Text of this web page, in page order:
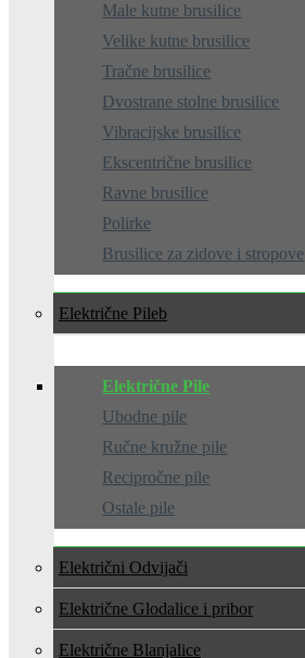
Male kutne brusilice
Velike kutne brusilice
Tračne brusilice
Dvostrane stolne brusilice
Vibracijske brusilice
Ekscentrične brusilice
Ravne brusilice
Polirke
Brusilice za zidove i stropove
Električne Pile
Električne Pile
Ubodne pile
Ručne kružne pile
Recipročne pile
Ostale pile
Električni Odvijači
Električne Glodalice i pribor
Električne Blanjalice